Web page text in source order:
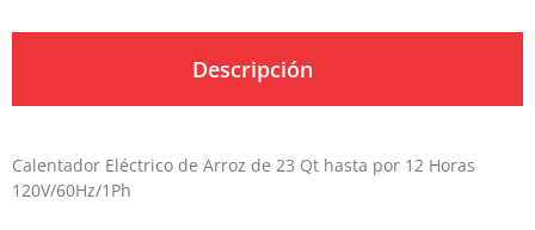
Descripción
Calentador Eléctrico de Arroz de 23 Qt hasta por 12 Horas
120V/60Hz/1Ph